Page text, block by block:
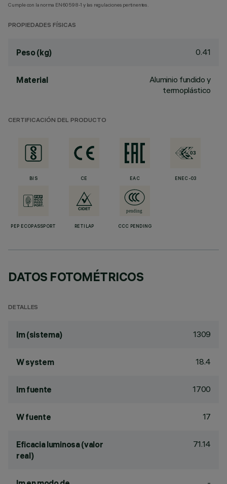
Cumple con la norma EN60598-1 y las regulaciones pertinentes.
PROPIEDADES FÍSICAS
Peso (kg) 0.41
Material
Aluminio fundido y
termoplástico
CERTIFICACIÓN DEL PRODUCTO
BIS CE EAC ENEC-03
PEP ECOPASSPORT RETILAP CCC PENDING
DATOS FOTOMÉTRICOS
DETALLES
lm (sistema) 1309
W system 18.4
lm fuente 1700
W fuente 17
Eficacia luminosa (valor
real)
71.14